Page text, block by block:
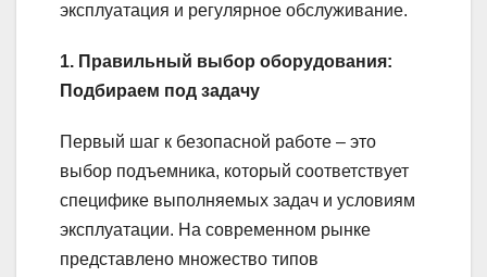
эксплуатация и регулярное обслуживание.
1. Правильный выбор оборудования:
Подбираем под задачу
Первый шаг к безопасной работе – это
выбор подъемника, который соответствует
специфике выполняемых задач и условиям
эксплуатации. На современном рынке
представлено множество типов